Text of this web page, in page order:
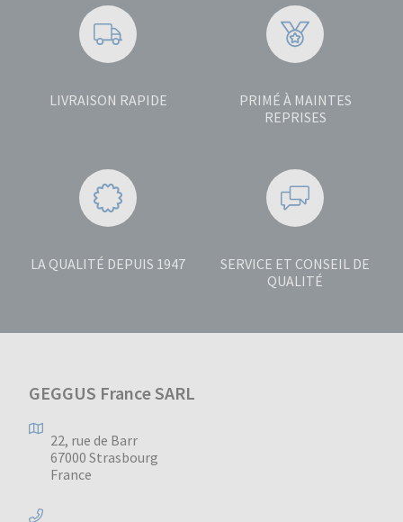
LIVRAISON RAPIDE
PRIMÉ À MAINTES
REPRISES
LA QUALITÉ DEPUIS 1947
SERVICE ET CONSEIL DE
QUALITÉ
GEGGUS France SARL
22, rue de Barr
67000 Strasbourg
France